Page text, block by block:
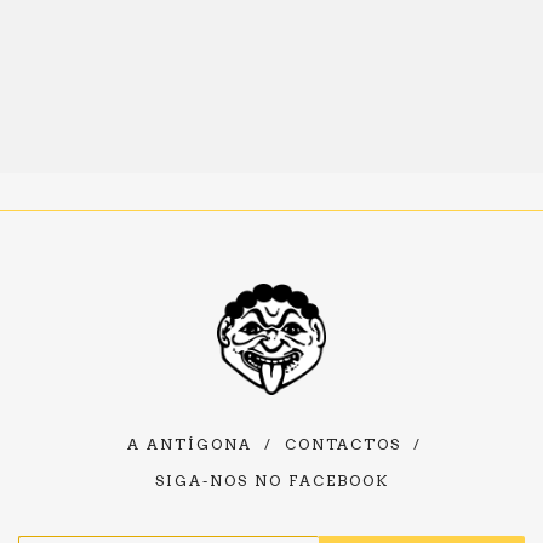
A ANTÍGONA / CONTACTOS /
SIGA-NOS NO FACEBOOK